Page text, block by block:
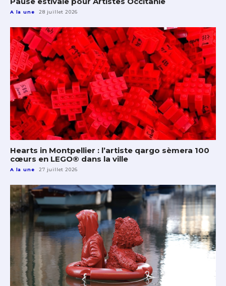
A la une 28 juillet 2026
Hearts in Montpellier : l’artiste qargo sèmera 100
cœurs en LEGO® dans la ville
A la une 27 juillet 2026